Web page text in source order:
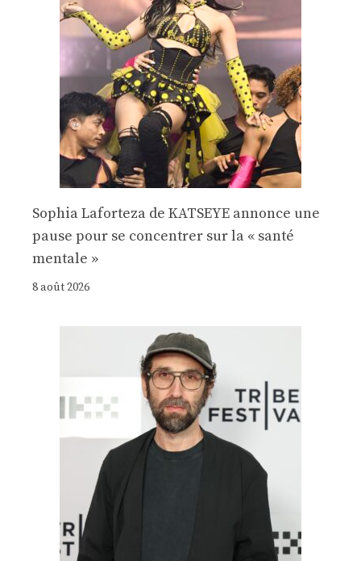
Sophia Laforteza de KATSEYE annonce une
pause pour se concentrer sur la « santé
mentale »
8 août 2026